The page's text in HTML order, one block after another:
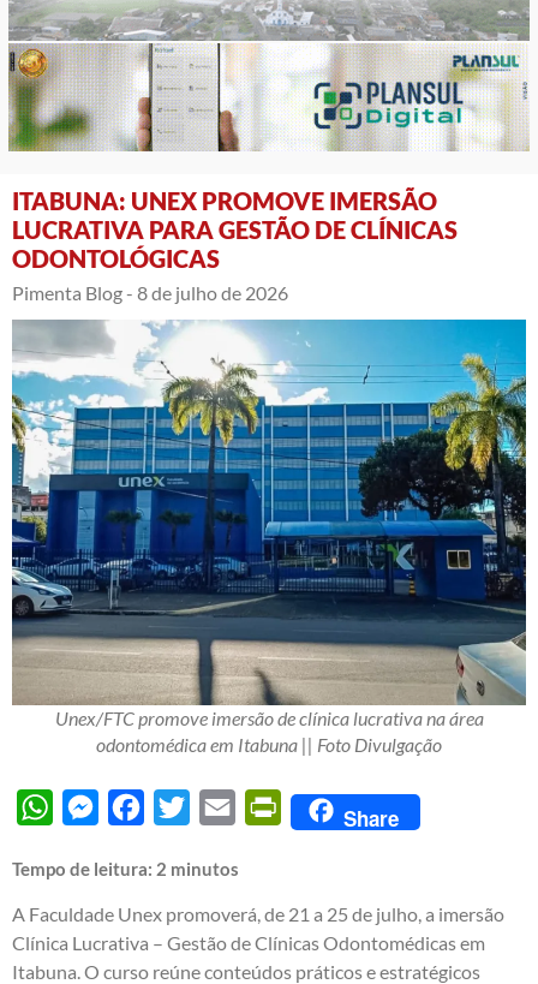
ITABUNA: UNEX PROMOVE IMERSÃO
LUCRATIVA PARA GESTÃO DE CLÍNICAS
ODONTOLÓGICAS
Pimenta Blog - 8 de julho de 2026
Unex/FTC promove imersão de clínica lucrativa na área
odontomédica em Itabuna || Foto Divulgação
WhatsAppMessengerFacebook
Twitter Email PrintFriendly
Share
Tempo de leitura: 2 minutos
A Faculdade Unex promoverá, de 21 a 25 de julho, a imersão
Clínica Lucrativa – Gestão de Clínicas Odontomédicas em
Itabuna. O curso reúne conteúdos práticos e estratégicos